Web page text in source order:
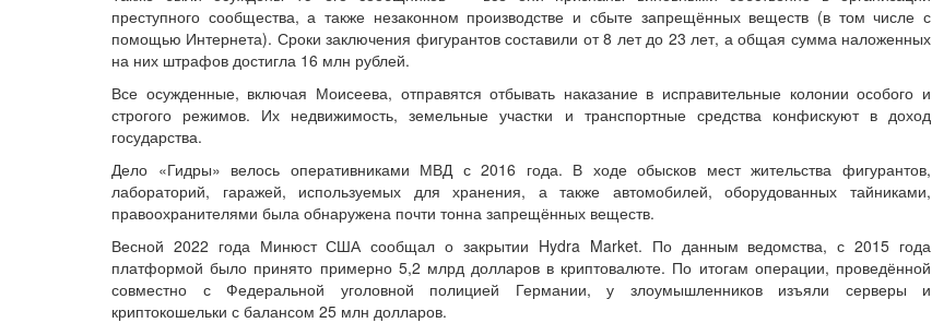
преступного сообщества, а также незаконном производстве и сбыте запрещённых веществ (в том числе с
помощью Интернета). Сроки заключения фигурантов составили от 8 лет до 23 лет, а общая сумма наложенных
на них штрафов достигла 16 млн рублей.
Все осужденные, включая Моисеева, отправятся отбывать наказание в исправительные колонии особого и
строгого режимов. Их недвижимость, земельные участки и транспортные средства конфискуют в доход
государства.
Дело «Гидры» велось оперативниками МВД с 2016 года. В ходе обысков мест жительства фигурантов,
лабораторий, гаражей, используемых для хранения, а также автомобилей, оборудованных тайниками,
правоохранителями была обнаружена почти тонна запрещённых веществ.
Весной 2022 года Минюст США сообщал о закрытии Hydra Market. По данным ведомства, с 2015 года
платформой было принято примерно 5,2 млрд долларов в криптовалюте. По итогам операции, проведённой
совместно с Федеральной уголовной полицией Германии, у злоумышленников изъяли серверы и
криптокошельки с балансом 25 млн долларов.